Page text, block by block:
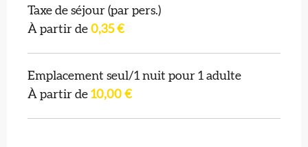
Taxe de séjour (par pers.)
À partir de 0,35 €
Emplacement seul/1 nuit pour 1 adulte
À partir de 10,00 €